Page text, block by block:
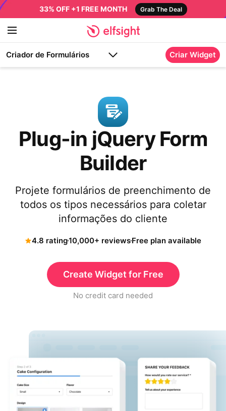
33% OFF +1 FREE MONTH Grab The Deal
Criador de Formulários Criar Widget
Plug-in jQuery Form
Builder
Projete formulários de preenchimento de
todos os tipos necessários para coletar
informações do cliente
4.8 rating10,000+ reviewsFree plan available
Create Widget for Free
No credit card needed